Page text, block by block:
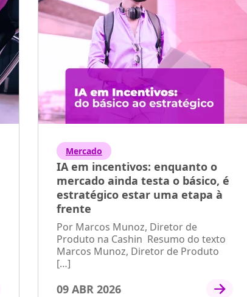
Mercado
IA em incentivos: enquanto o
mercado ainda testa o básico, é
estratégico estar uma etapa à
frente
Por Marcos Munoz, Diretor de
Produto na Cashin Resumo do texto
Marcos Munoz, Diretor de Produto
[…]
09 ABR 2026